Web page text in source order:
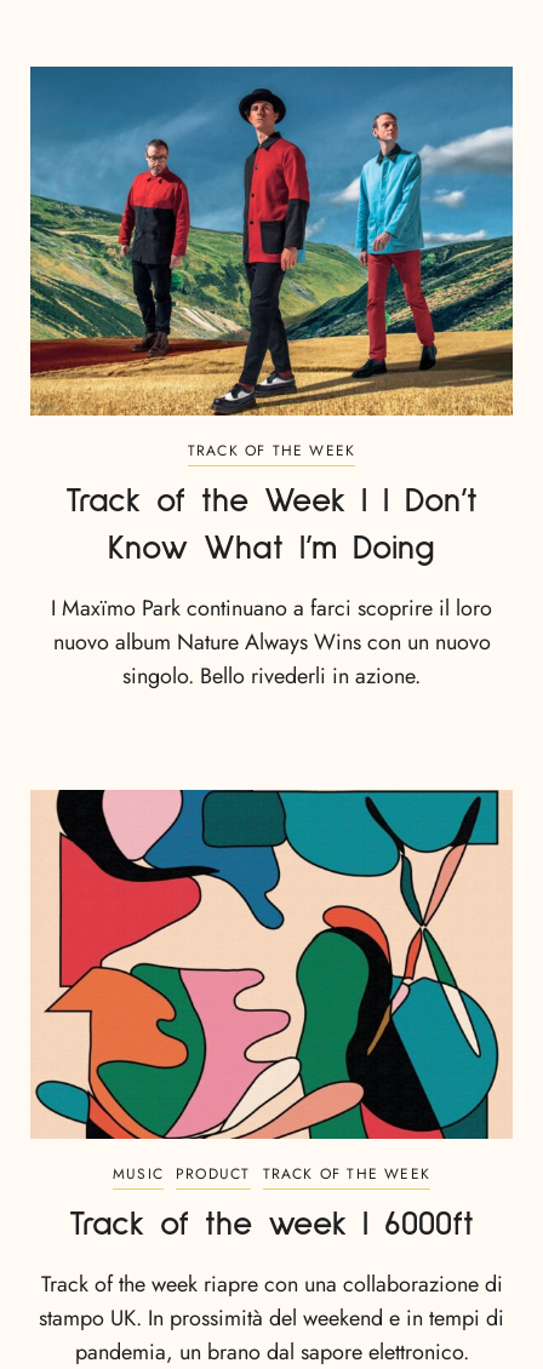
TRACK OF THE WEEK
Track of the Week | I Don’t
Know What I’m Doing
I Maxïmo Park continuano a farci scoprire il loro
nuovo album Nature Always Wins con un nuovo
singolo. Bello rivederli in azione.
MUSIC PRODUCT TRACK OF THE WEEK
Track of the week | 6000ft
Track of the week riapre con una collaborazione di
stampo UK. In prossimità del weekend e in tempi di
pandemia, un brano dal sapore elettronico.